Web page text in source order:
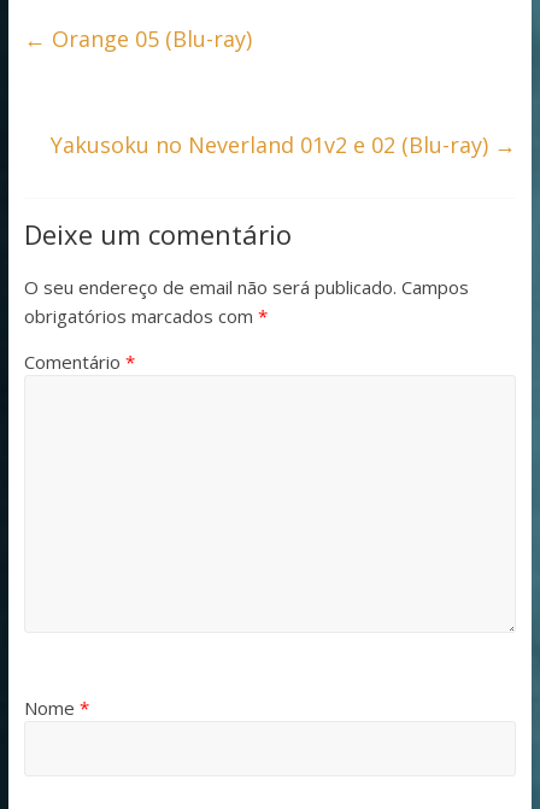
b
k
er s
p
e
← Orange 05 (Blu-ray)
Yakusoku no Neverland 01v2 e 02 (Blu-ray) →
Deixe um comentário
O seu endereço de email não será publicado. Campos
obrigatórios marcados com *
Comentário *
Nome *